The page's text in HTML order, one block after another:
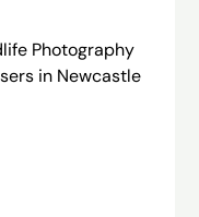
Photography
in Newcastle